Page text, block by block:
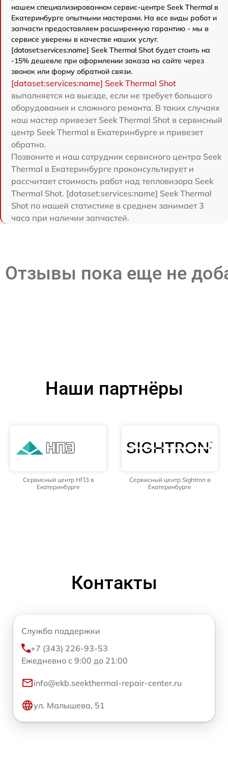
нашем специализированном сервис-центре Seek Thermal в
Екатеринбурге опытными мастерами. На все виды работ и
запчасти предоставляем расширенную гарантию - мы в
сервисе уверены в качестве наших услуг.
[dataset:services:name] Seek Thermal Shot будет стоить на
-15% дешевле при оформлении заказа на сайте через
звонок или форму обратной связи.
[dataset:services:name] Seek Thermal Shot
выполняется на выезде, если не требует большого
оборудования и сложного ремонта. В таких случаях
наш мастер привезет Seek Thermal Shot в сервисный
центр Seek Thermal в Екатеринбурге и привезет
обратно.
Позвоните и наш сотрудник сервисного центра Seek
Thermal в Екатеринбурге проконсультирует и
рассчитает стоимость работ над тепловизора Seek
Thermal Shot. [dataset:services:name] Seek Thermal
Shot по нашей статистике в среднем занимает 3
часа при наличии запчастей.
Отзывы пока еще не
Наши партнёры
Сервисный центр НПЗ в
Екатеринбурге
Сервисный центр Sightron в
Екатеринбурге
Контакты
Служба поддержки
+7 (343) 226-93-53
Ежедневно с 9:00 до 21:00
info@ekb.seekthermal-repair-center.ru
ул. Малышева, 51